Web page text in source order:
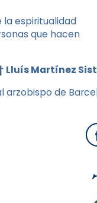
la espiritualidad
que hacen
Lluís Martínez
arzobispo de